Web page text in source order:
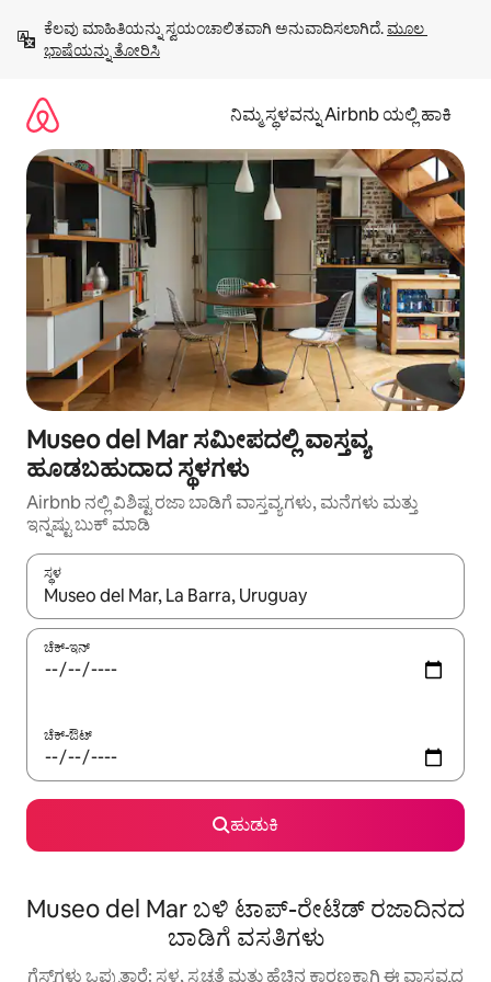
ಹೋಗಿ
ಕೆಲವು ಮಾಹಿತಿಯನ್ನು ಸ್ವಯಂಚಾಲಿತವಾಗಿ ಅನುವಾದಿಸಲಾಗಿದೆ. ಮೂಲ
ಭಾಷೆಯನ್ನು ತೋರಿಸಿ
ನಿಮ್ಮ ಸ್ಥಳವನ್ನು Airbnb ಯಲ್ಲಿ ಹಾಕಿ
Museo del Mar ಸಮೀಪದಲ್ಲಿ ವಾಸ್ತವ್ಯ
ಹೂಡಬಹುದಾದ ಸ್ಥಳಗಳು
Airbnb ನಲ್ಲಿ ವಿಶಿಷ್ಟ ರಜಾ ಬಾಡಿಗೆ ವಾಸ್ತವ್ಯಗಳು, ಮನೆಗಳು ಮತ್ತು
ಇನ್ನಷ್ಟು ಬುಕ್ ಮಾಡಿ
ಸ್ಥಳ
ಫಲಿತಾಂಶಗಳು ಲಭ್ಯವಿರುವಾಗ, ಅಪ್ ಮತ್ತು ಡೌನ್ ಬಾಣದ ಕೀಲಿಗಳೊಂದಿಗೆ
ಚೆಕ್-ಇನ್
ಚೆಕ್-ಔಟ್
ಹುಡುಕಿ
Museo del Mar ಬಳಿ ಟಾಪ್-ರೇಟೆಡ್ ರಜಾದಿನದ
ಬಾಡಿಗೆ ವಸತಿಗಳು
ಗೆಸ್ಟ್‌ಗಳು ಒಪ್ಪುತ್ತಾರೆ: ಸ್ಥಳ, ಸ್ವಚ್ಛತೆ ಮತ್ತು ಹೆಚ್ಚಿನ ಕಾರಣಕ್ಕಾಗಿ ಈ ವಾಸ್ತವ್ಯದ